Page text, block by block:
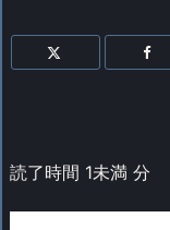
読了時間 1未満 分